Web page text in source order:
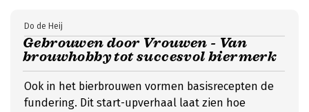
Gebrouwen door Vrouwen - Van
brouwhobby tot succesvol biermerk
Do de Heij
Ook in het bierbrouwen vormen basisrecepten de
fundering. Dit start-upverhaal laat zien hoe